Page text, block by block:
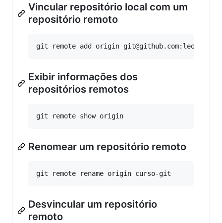
Vincular repositório local com um
repositório remoto
Exibir informações dos
repositórios remotos
Renomear um repositório remoto
Desvincular um repositório
remoto